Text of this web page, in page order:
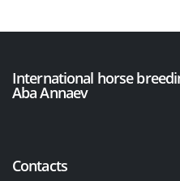
International horse
Aba Annaev
Contacts